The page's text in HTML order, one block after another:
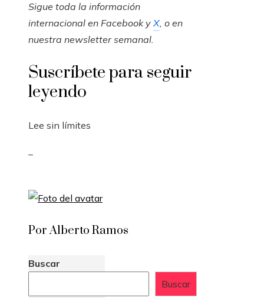
Sigue toda la información
internacional en FacebookyX, o en
nuestra newsletter semanal.
Suscríbete para seguir
leyendo
Lee sin límites
Por Alberto Ramos
Buscar
Buscar